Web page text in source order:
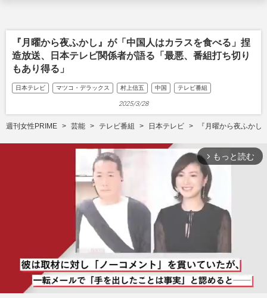
『月曜から夜ふかし』が「中国人はカラスを食べる」捏
造放送、日本テレビ関係者が語る「最悪、番組打ち切り
もあり得る」
日本テレビ マツコ・デラックス 村上信五 中国 テレビ番組
2025/3/28
週刊女性PRIME 芸能 テレビ番組 日本テレビ 『月曜から夜ふか
arrow_forward_ios もっと読む